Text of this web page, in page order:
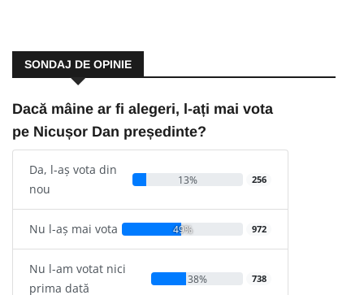
SONDAJ DE OPINIE
Dacă mâine ar fi alegeri, l-ați mai vota
pe Nicușor Dan președinte?
Da, l-aș vota din
nou
13% 256
Nu l-aș mai vota 49% 972
Nu l-am votat nici
prima dată
38% 738